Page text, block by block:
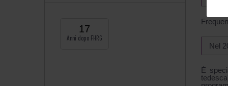
17
Anni dopo FHRG
Nel
È